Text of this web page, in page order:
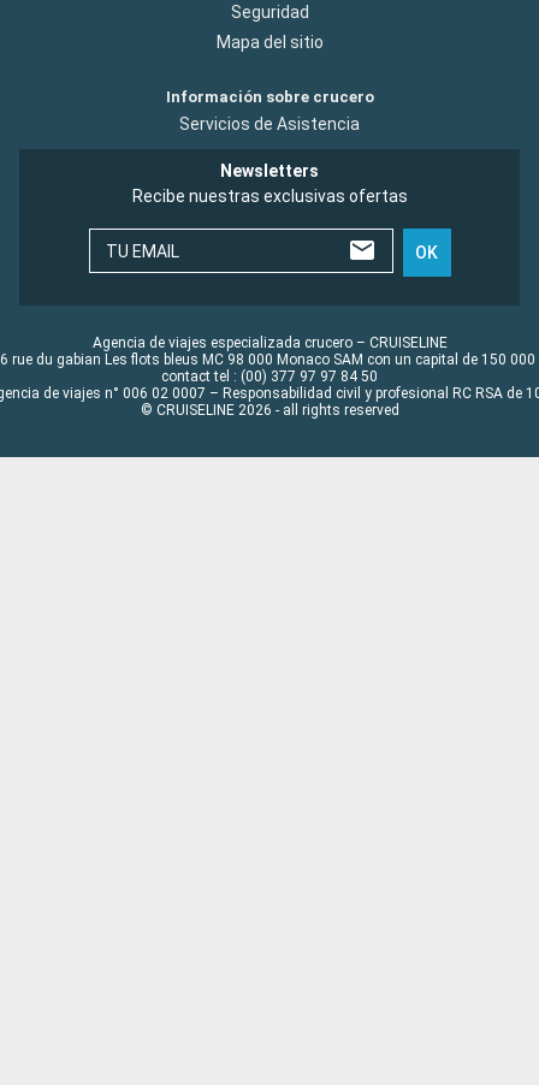
Seguridad
Mapa del sitio
Información sobre crucero
Servicios de Asistencia
Newsletters
Recibe nuestras exclusivas ofertas
TU EMAIL OK
Agencia de viajes especializada crucero – CRUISELINE
rue du gabian Les flots bleus MC 98 000 Monaco SAM con un capital de 150 000
contact tel : (00) 377 97 97 84 50
de viajes n° 006 02 0007 – Responsabilidad civil y profesional RC RSA de
© CRUISELINE 2026 - all rights reserved